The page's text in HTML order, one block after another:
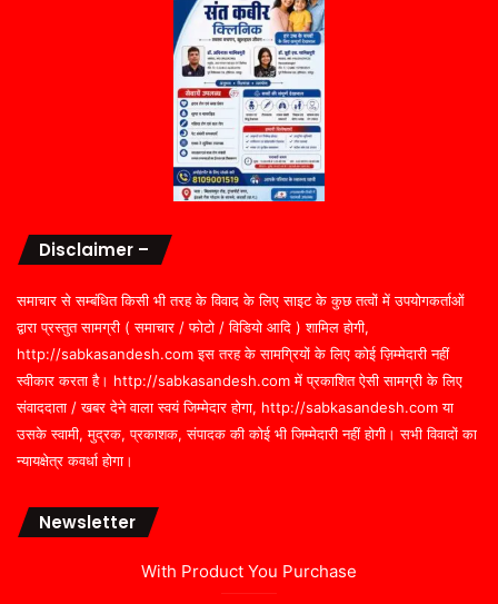
Disclaimer –
समाचार से सम्बंधित किसी भी तरह के विवाद के लिए साइट के कुछ तत्वों में उपयोगकर्ताओं
द्वारा प्रस्तुत सामग्री ( समाचार / फोटो / विडियो आदि ) शामिल होगी,
http://sabkasandesh.com इस तरह के सामग्रियों के लिए कोई ज़िम्मेदारी नहीं
स्वीकार करता है। http://sabkasandesh.com में प्रकाशित ऐसी सामग्री के लिए
संवाददाता / खबर देने वाला स्वयं जिम्मेदार होगा, http://sabkasandesh.com या
उसके स्वामी, मुद्रक, प्रकाशक, संपादक की कोई भी जिम्मेदारी नहीं होगी। सभी विवादों का
न्यायक्षेत्र कवर्धा होगा।
Newsletter
With Product You Purchase